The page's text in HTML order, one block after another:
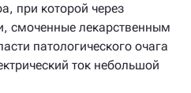
при которой через
смоченные лекарственным
патологического очага
ток небольшой